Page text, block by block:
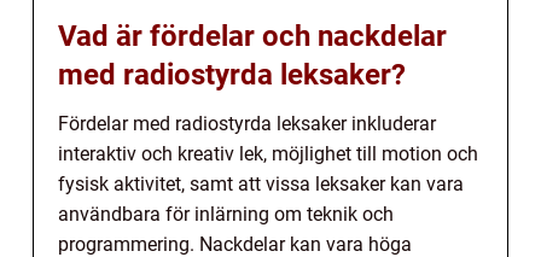
Vad är fördelar och nackdelar
med radiostyrda leksaker?
Fördelar med radiostyrda leksaker inkluderar
interaktiv och kreativ lek, möjlighet till motion och
fysisk aktivitet, samt att vissa leksaker kan vara
användbara för inlärning om teknik och
programmering. Nackdelar kan vara höga